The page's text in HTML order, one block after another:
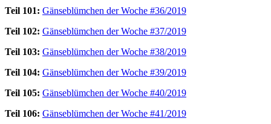
Teil 101: Gänseblümchen der Woche #36/2019
Teil 102: Gänseblümchen der Woche #37/2019
Teil 103: Gänseblümchen der Woche #38/2019
Teil 104: Gänseblümchen der Woche #39/2019
Teil 105: Gänseblümchen der Woche #40/2019
Teil 106: Gänseblümchen der Woche #41/2019